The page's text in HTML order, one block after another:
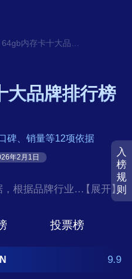
64gb内存卡十大品牌排行榜
入
榜
规
则
大品牌排行榜
碑、销量等12项依据
年2月1日
根据品牌行业评
前十名分别是金
、朗
索尼/SONY、忆
沙/Lexar、铠
【展开】
投票榜
9.9